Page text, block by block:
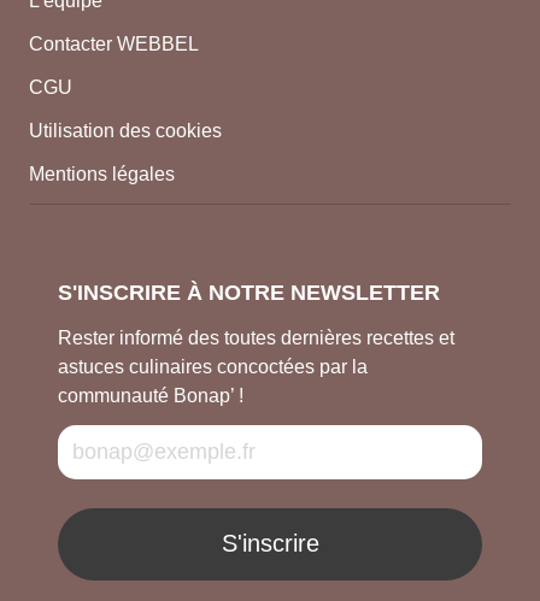
Contacter WEBBEL
CGU
Utilisation des cookies
Mentions légales
S'INSCRIRE À NOTRE NEWSLETTER
Rester informé des toutes dernières recettes et
astuces culinaires concoctées par la
communauté Bonap’ !
S'inscrire